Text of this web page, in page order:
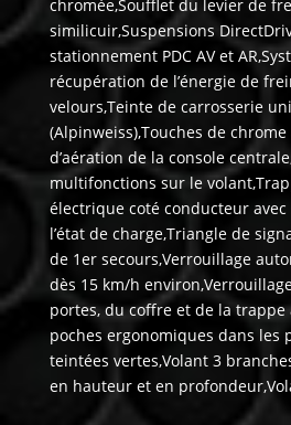
chromée,Soufflet du levier de
similicuir,Suspensions
stationnement PDC AV et
récupération de l’énergie de
velours,Teinte de carrosserie
(Alpinweiss),Touches de
d’aération de la console
multifonctions sur le
électrique coté conducteur
l’état de charge,Triangle de
de 1er secours,Verrouillage
dès 15 km/h
portes, du coffre et de la trappe
poches ergonomiques dans les
teintées vertes,Volant 3
en hauteur et en